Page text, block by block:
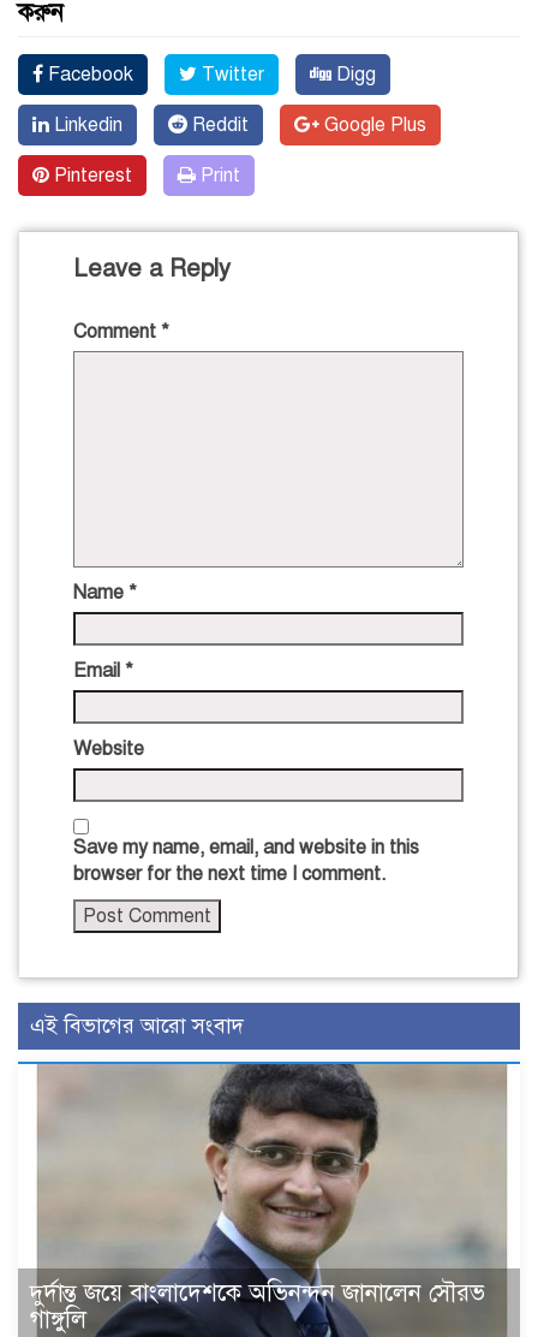
করুন
Facebook Twitter Digg
Linkedin Reddit Google Plus
Pinterest Print
Leave a Reply
Comment *
Name *
Email *
Website
Save my name, email, and website in this
browser for the next time I comment.
এই বিভাগের আরো সংবাদ
দুর্দান্ত জয়ে বাংলাদেশকে অভিনন্দন জানালেন সৌরভ
গাঙ্গুলি